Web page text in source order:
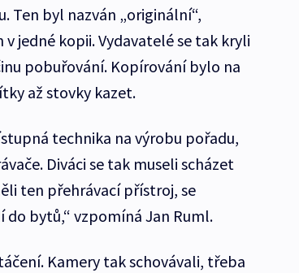
Ten byl nazván „originální“,
jedné kopii. Vydavatelé se tak kryli
pobuřování. Kopírování bylo na
až stovky kazet.
technika na výrobu pořadu,
Diváci se tak museli scházet
ten přehrávací přístroj, se
bytů,“ vzpomíná Jan Ruml.
Kamery tak schovávali, třeba